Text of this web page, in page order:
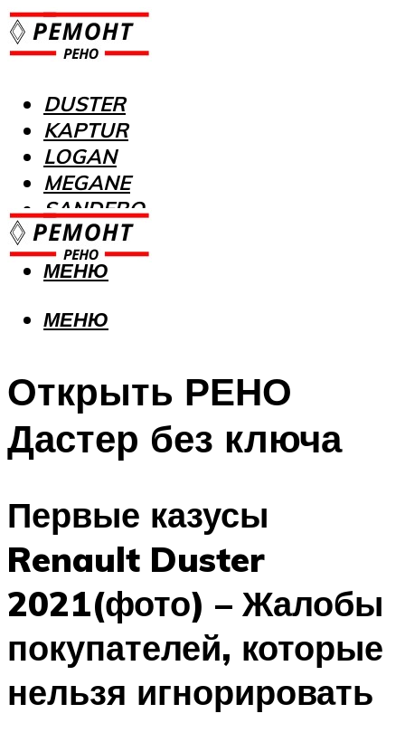
DUSTER
KAPTUR
LOGAN
MEGANE
SANDERO
МЕНЮ
МЕНЮ
Открыть РЕНО
Дастер без ключа
Первые казусы
Renault Duster
2021(фото) – Жалобы
покупателей, которые
нельзя игнорировать